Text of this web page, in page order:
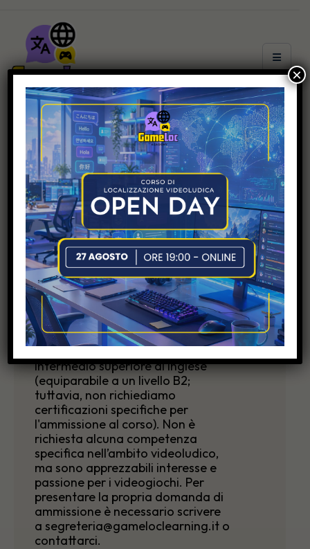
AMMISSIONE
GameLoc Academy offre un
percorso di formazione
specializzante che consente allo
studente di entrare in un ambiente
lavorativo estremamente
competitivo e professionale, e che
risponde alle esigenze di un
mercato di natura internazionale.
Per accedere al corso di
perfezionamento è consigliabile
avere una conoscenza di livello
intermedio superiore di inglese
(equiparabile a un livello B2;
tuttavia, non richiediamo
certificazioni specifiche per
l'ammissione al corso). Non è
richiesta alcuna competenza
specifica nell’ambito videoludico,
ma sono apprezzabili interesse e
passione per i videogiochi. Per
presentare la propria domanda di
ammissione è necessario scrivere
a segreteria@gameloclearning.it o
contattarci.
×